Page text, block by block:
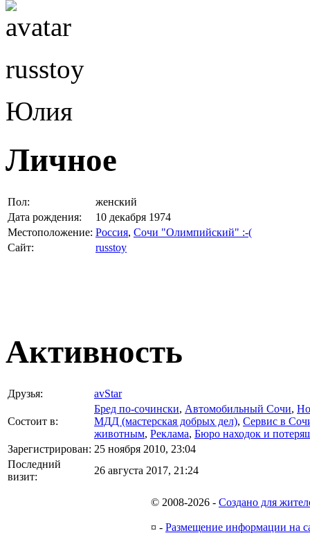
russtoy
Юлия
Личное
Пол:
женский
Дата рождения:
10 декабря 1974
Местоположение: Россия, Сочи "Олимпийский" :-(
Сайт:
russtoy
Активность
Друзья: avStar
Состоит в:
Бред по-cочински, Автомобильный Сочи,
МДД (мастерская добрых дел), Сервис в
животным, Реклама, Бюро находок и
Зарегистрирован: 25 ноября 2010, 23:04
Последний
визит:
26 августа 2017, 21:24
© 2008-2026 - Создано для
¤ - Размещение информации на